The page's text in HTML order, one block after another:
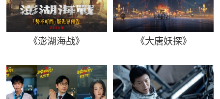
《澎湖海战》 《大唐妖探》